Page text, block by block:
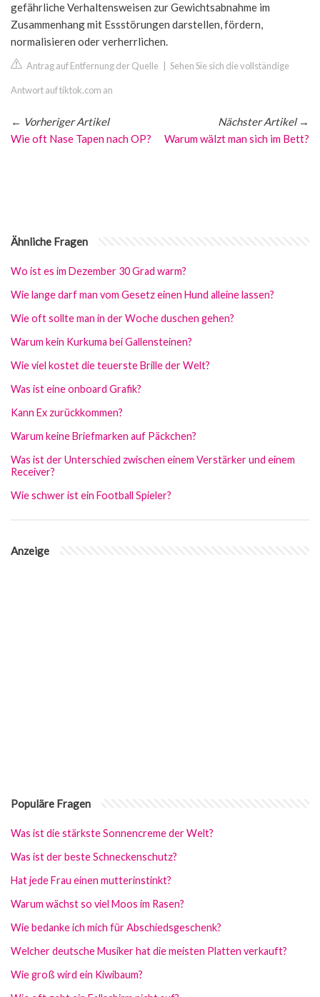
gefährliche Verhaltensweisen zur Gewichtsabnahme im
Zusammenhang mit Essstörungen darstellen, fördern,
normalisieren oder verherrlichen.
Antrag auf Entfernung der Quelle Sehen Sie sich die vollständige
Antwort auf tiktok.com an
← Vorheriger Artikel
Wie oft Nase Tapen nach OP?
Nächster Artikel→
Warum wälzt man sich im Bett?
Ähnliche Fragen
Wo ist es im Dezember 30 Grad warm?
Wie lange darf man vom Gesetz einen Hund alleine lassen?
Wie oft sollte man in der Woche duschen gehen?
Warum kein Kurkuma bei Gallensteinen?
Wie viel kostet die teuerste Brille der Welt?
Was ist eine onboard Grafik?
Kann Ex zurückkommen?
Warum keine Briefmarken auf Päckchen?
Was ist der Unterschied zwischen einem Verstärker und einem
Receiver?
Wie schwer ist ein Football Spieler?
Anzeige
Populäre Fragen
Was ist die stärkste Sonnencreme der Welt?
Was ist der beste Schneckenschutz?
Hat jede Frau einen mutterinstinkt?
Warum wächst so viel Moos im Rasen?
Wie bedanke ich mich für Abschiedsgeschenk?
Welcher deutsche Musiker hat die meisten Platten verkauft?
Wie groß wird ein Kiwibaum?